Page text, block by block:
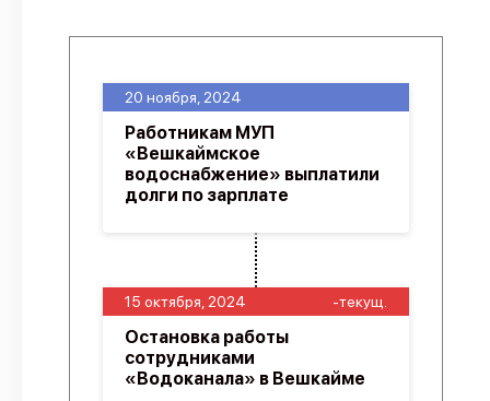
15 октября, 2024 -текущ.
Остановка работы
сотрудниками
«Водоканала» в Вешкайме
20 ноября, 2024
Работникам МУП
«Вешкаймское
водоснабжение» выплатили
долги по зарплате